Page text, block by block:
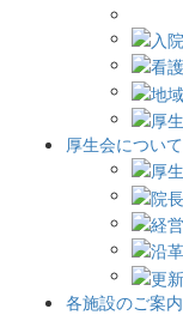
厚生会について
各施設のご案内